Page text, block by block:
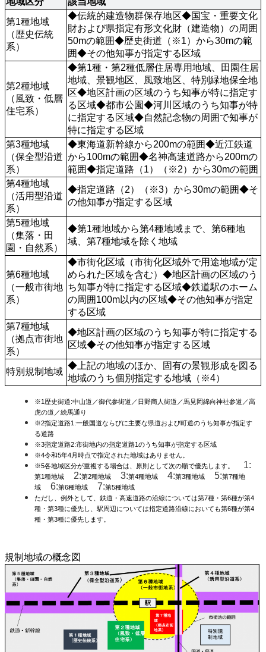
第1種地域
（歴史伝統
系）
◆伝統的建造物群保存地区◆国宝・重要文化
財および県指定有形文化財（建造物）の周囲
50mの範囲◆歴史街道（※1）から30mの範
囲◆その他知事が指定する区域
第2種地域
（風致・低層
住宅系）
◆第1種・第2種低層住居専用地域、田園住居
地域、景観地区、風致地区、特別緑地保全地
区◆地区計画の区域のうち知事が特に指定す
る区域◆都市公園◆河川区域のうち知事が特
に指定する区域◆自然記念物の周囲で知事が
特に指定する区域
第3種地域
（保全型沿道
系）
◆東海道新幹線から200mの範囲◆近江鉄道
から100mの範囲◆名神高速道路から200mの
範囲◆指定道路（1）（※2）から30mの範囲
第4種地域
（活用型沿道
系）
◆指定道路（2）（※3）から30mの範囲◆そ
の他知事が指定する区域
第5種地域
（集落・田
園・自然系）
◆第1種地域から第4種地域まで、第6種地
域、第7種地域を除く地域
第6種地域
（一般市街地
系）
◆市街化区域（市街化区域外で用途地域が定
められた区域を含む）◆地区計画の区域のう
ち知事が特に指定する区域◆鉄道駅のホーム
の周囲100m以内の区域◆その他知事が指定
する区域
第7種地域
（拠点市街地
系）
◆地区計画の区域のうち知事が特に指定する
区域◆その他知事が指定する区域
特別規制地域
◆上記の地域のほか、固有の景観形成を図る
地域のうち個別指定する地域（※4）
※1歴史街道:中山道／御代参街道／日野商人街道／馬見岡綿向神社参道／高
虎の道／絵馬通り
※2指定道路1:一般国道ならびに主要な県道および町道のうち知事が指定す
る道路
※3指定道路2:市街地内の指定道路1のうち知事が指定する区域
※4令和5年4月時点で指定された地域はありません。
※5各地域区分が重複する場合は、原則と して次の順で優先します。 1:
第1種地域 2:第2種地域 3:第4種地域 4:第3種地域 5:第7種地
域
6:第6種地域 7:第5種地域
ただし、例外として、鉄道・高速道路の沿線については第7種・第6種が第4
種・第3種に優先し、駅周辺については指定道路沿線においても第6種が第4
種・第3種に優先します。
規制地域の概念図